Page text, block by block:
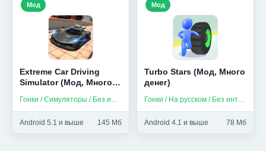
Extreme Car Driving
Simulator (Мод, Много
Гонки / Симуляторы / Без интернета / На русском
Android 5.1 и выше 145 Мб
Мод
Turbo Stars (Мод, Много
денег)
Гонки / На русском / Без интернета
Android 4.1 и выше 78 Мб
Мод